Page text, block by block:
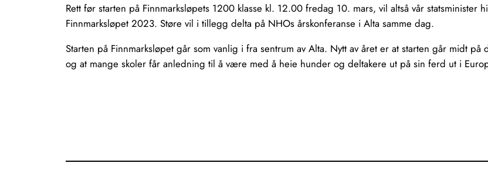
Rett før starten på Finnmarksløpets 1200 klasse kl. 12.00 fredag 10. mars, vil altså vår
Finnmarksløpet 2023. Støre vil i tillegg delta på NHOs årskonferanse i Alta samme dag.
Starten på Finnmarksløpet går som vanlig i fra sentrum av Alta. Nytt av året er at starten går midt
og at mange skoler får anledning til å være med å heie hunder og deltakere ut på sin ferd ut i